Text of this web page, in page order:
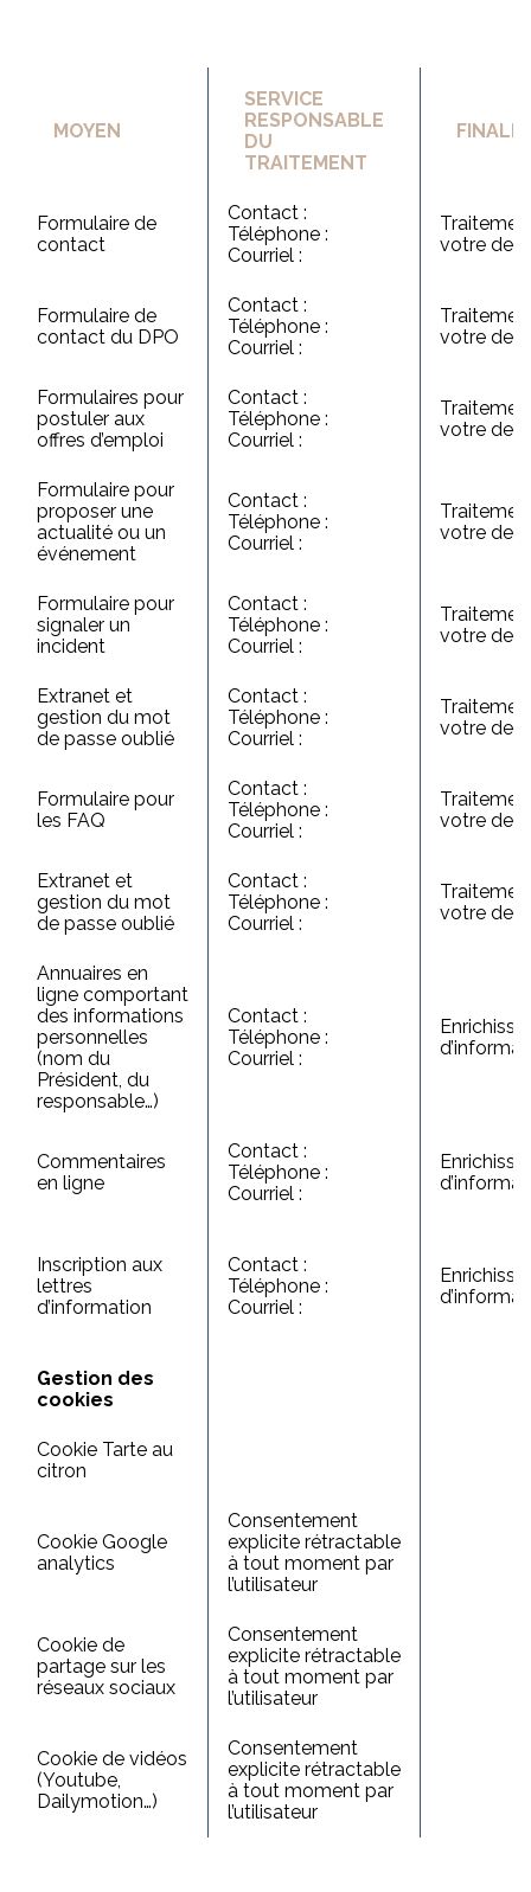
MOYEN
SERVICE
RESPONSABLE
DU
TRAITEMENT
Formulaire de
contact
Contact :
Téléphone :
Courriel :
votre
Formulaire de
contact du DPO
Contact :
Téléphone :
Courriel :
votre
Formulaires pour
postuler aux
offres d’emploi
Contact :
Téléphone :
Courriel :
votre
Formulaire pour
proposer une
actualité ou un
événement
Contact :
Téléphone :
Courriel :
votre
Formulaire pour
signaler un
incident
Contact :
Téléphone :
Courriel :
votre
Extranet et
gestion du mot
de passe oublié
Contact :
Téléphone :
Courriel :
votre
Formulaire pour
les FAQ
Contact :
Téléphone :
Courriel :
votre
Extranet et
gestion du mot
de passe oublié
Contact :
Téléphone :
Courriel :
votre
Annuaires en
ligne comportant
des informations
personnelles
(nom du
Président, du
responsable…)
Contact :
Téléphone :
Courriel :
Commentaires
en ligne
Contact :
Téléphone :
Courriel :
Inscription aux
lettres
d’information
Contact :
Téléphone :
Courriel :
Gestion des
cookies
Cookie Tarte au
citron
Cookie Google
analytics
Consentement
explicite rétractable
à tout moment par
l’utilisateur
Cookie de
partage sur les
réseaux sociaux
Consentement
explicite rétractable
à tout moment par
l’utilisateur
Cookie de vidéos
(Youtube,
Dailymotion…)
Consentement
explicite rétractable
à tout moment par
l’utilisateur